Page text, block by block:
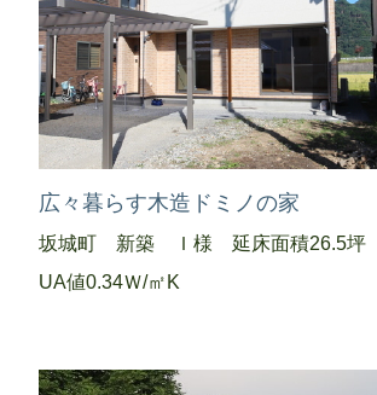
広々暮らす木造ドミノの家
坂城町 新築 Ｉ様 延床面積26.5坪
UA値0.34Ｗ/㎡K